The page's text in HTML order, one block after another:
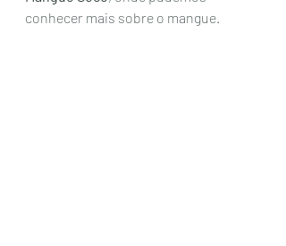
conhecer mais sobre o mangue.